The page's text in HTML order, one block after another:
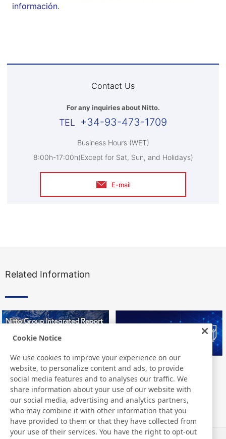
información.
Contact Us
For any inquiries about Nitto.
+34-93-473-1709
Business Hours (WET)
8:00h-17:00h(Except for Sat, Sun, and Holidays)
E-mail
Related Information
Nitto Group Integrated Report Nitto Library
Cookie Notice
We use cookies to improve your experience on our
website, to personalize content and ads, to provide
social media features and to analyses our traffic. We
share information about your use of our website with
our social media, advertising and analytics partners,
who may combine it with other information that you
have provided to them or that they have collected from
your use of their services. You have the right to opt-out